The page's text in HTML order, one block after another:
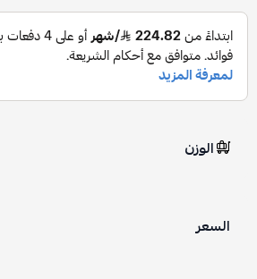
الوزن
السعر